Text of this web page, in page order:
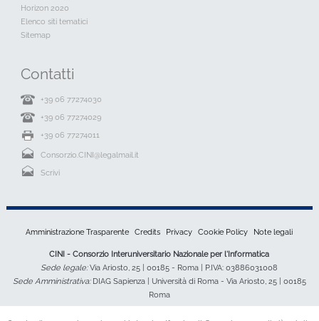
Horizon 2020
Elenco siti tematici
Sitemap
Contatti
+39 06 77274030
+39 06 77274029
+39 06 77274011
Consorzio.CINI@legalmail.it
Scrivi
Amministrazione Trasparente Credits Privacy Cookie Policy Note legali
CINI - Consorzio Interuniversitario Nazionale per l'Informatica
Sede legale:Via Ariosto, 25 | 00185 - Roma | P.IVA: 03886031008
Sede Amministrativa:DIAG Sapienza | Università di Roma - Via Ariosto, 25 | 00185
Roma